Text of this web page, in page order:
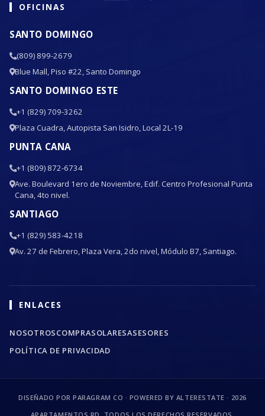
OFICINAS
SANTO DOMINGO
(809) 899-2679
Blue Mall, Piso #22, Santo Domingo
SANTO DOMINGO ESTE
+1 (829) 709-3262
Plaza Cuadra, Autopista San Isidro, Local 2L-19
PUNTA CANA
+1 (809) 872-6734
Ave. Boulevard 1ero de Noviembre, Edif. Centro Profesional Punta
Cana, 4to nivel.
SANTIAGO
+1 (829) 583-4218
Av. 27 de Febrero, Plaza Vera, 2do nivel, Módulo B7, Santiago.
ENLACES
NOSOTROSCOMPRASOLARESASESORES
POLÍTICA DE PRIVACIDAD
DISEÑADO POR PARAGRAM CO · POWERED BY ALTERESTATE · 2026